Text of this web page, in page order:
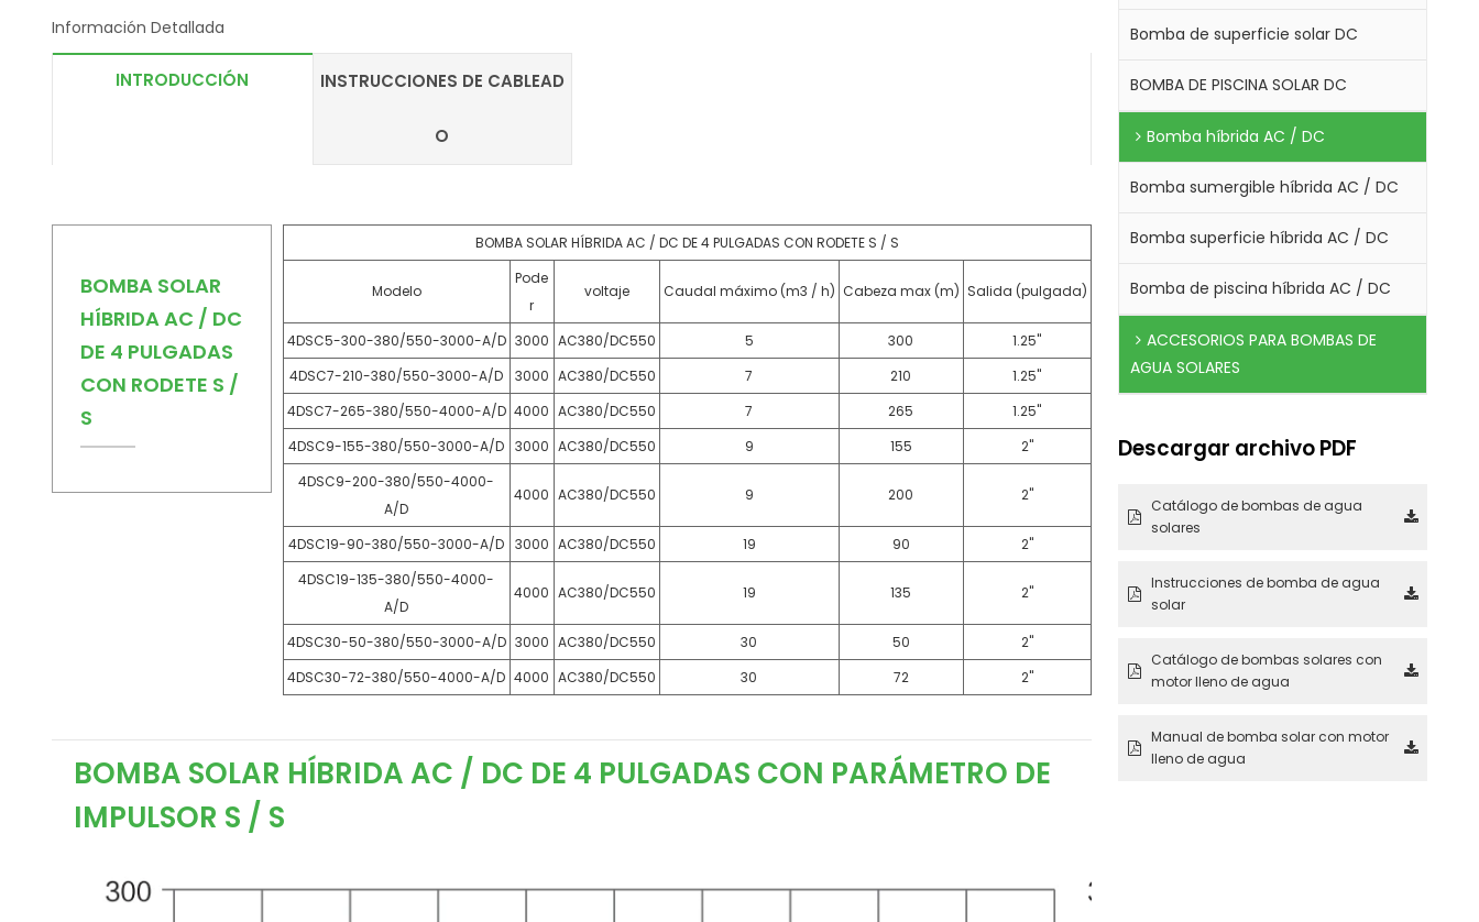
Información Detallada
INTRODUCCIÓN INSTRUCCIONES DE CABLEAD
O
BOMBA SOLAR
HÍBRIDA AC / DC
DE 4 PULGADAS
CON RODETE S /
S
BOMBA SOLAR HÍBRIDA AC / DC DE 4 PULGADAS CON RODETE S / S
Modelo
Pode
r
voltaje Caudal máximo (m3 / h) Cabeza max (m) Salida (pulgada)
4DSC5-300-380/550-3000-A/D 3000 AC380/DC550 5 300
1.25"
4DSC7-210-380/550-3000-A/D
3000 AC380/DC550 7 210
1.25"
4DSC7-265-380/550-4000-A/D 4000 AC380/DC550 7 265
1.25"
4DSC9-155-380/550-3000-A/D 3000 AC380/DC550 9 155
2"
4DSC9-200-380/550-4000-
A/D
4000 AC380/DC550 9 200 2"
4DSC19-90-380/550-3000-A/D 3000 AC380/DC550 19 90
2"
4DSC19-135-380/550-4000-
A/D
4000 AC380/DC550 19 135 2"
4DSC30-50-380/550-3000-A/D 3000 AC380/DC550 30 50
2"
4DSC30-72-380/550-4000-A/D 4000 AC380/DC550 30 72 2"
BOMBA SOLAR HÍBRIDA AC / DC DE 4 PULGADAS CON PARÁMETRO DE
IMPULSOR S / S
Bomba de superficie solar DC
BOMBA DE PISCINA SOLAR DC
Bomba híbrida AC / DC
Bomba sumergible híbrida AC / DC
Bomba superficie híbrida AC / DC
Bomba de piscina híbrida AC / DC
ACCESORIOS PARA BOMBAS DE
AGUA SOLARES
Descargar archivo PDF
Catálogo de bombas de agua
solares
Instrucciones de bomba de agua
solar
Catálogo de bombas solares con
motor lleno de agua
Manual de bomba solar con motor
lleno de agua